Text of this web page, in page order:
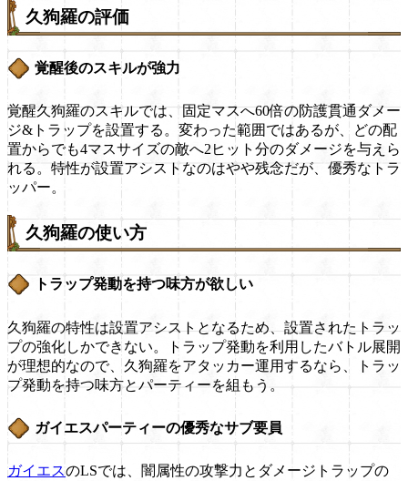
久狗羅の評価
覚醒後のスキルが強力
覚醒久狗羅のスキルでは、固定マスへ60倍の防護貫通ダメー
ジ&トラップを設置する。変わった範囲ではあるが、どの配
置からでも4マスサイズの敵へ2ヒット分のダメージを与えら
れる。特性が設置アシストなのはやや残念だが、優秀なトラ
ッパー。
久狗羅の使い方
トラップ発動を持つ味方が欲しい
久狗羅の特性は設置アシストとなるため、設置されたトラッ
プの強化しかできない。トラップ発動を利用したバトル展開
が理想的なので、久狗羅をアタッカー運用するなら、トラッ
プ発動を持つ味方とパーティーを組もう。
ガイエスパーティーの優秀なサブ要員
ガイエスのLSでは、闇属性の攻撃力とダメージトラップの